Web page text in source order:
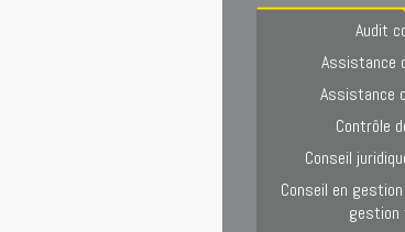
Audit
Assistance
Assistance
Contrôle
Conseil
Conseil en
gestion